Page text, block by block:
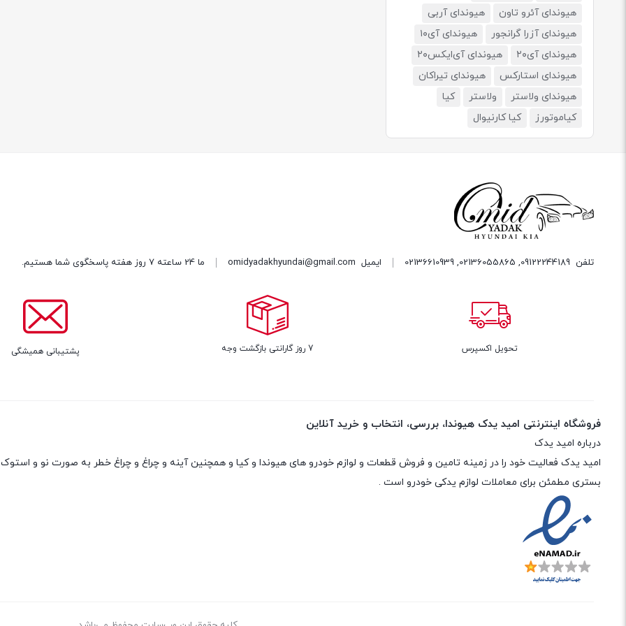
هیوندای آئرو تاون
هیوندای آربی
هیوندای آزرا گرانجور
هیوندای آی۱۰
هیوندای آی۲۰
هیوندای آی‌ایکس۲۰
هیوندای استارکس
هیوندای تیراکان
هیوندای ولاستر
ولاستر
کیا
کیاموتورز
کیا کارنیوال
تلفن09122244189
,
02136055865
,
02136610939 ایمیل omidyadakhyundai@gmail.com ما 24 ساعته 7 روز هفته پاسخگوی شما هستیم.
تحویل اکسپرس 7 روز گارانتی بازگشت وجه پشتیبانی همیشگی
فروشگاه اینترنتی امید یدک هیوندا، بررسی، انتخاب و خرید آنلاین
درباره امید یدک
بستری مطمئن برای معاملات لوازم یدکی خودرو است .